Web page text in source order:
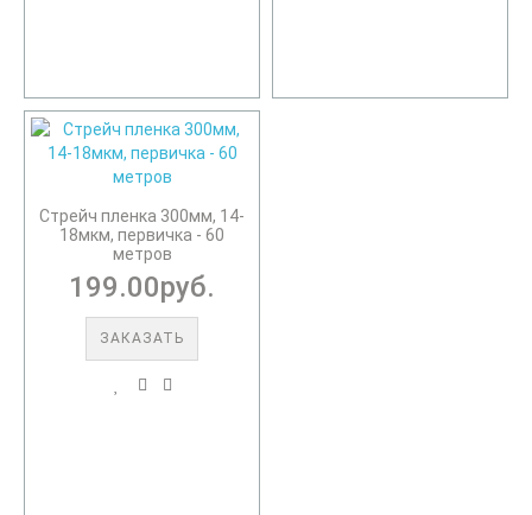
Стрейч пленка 300мм, 14-
18мкм, первичка - 60
метров
199.00руб.
ЗАКАЗАТЬ